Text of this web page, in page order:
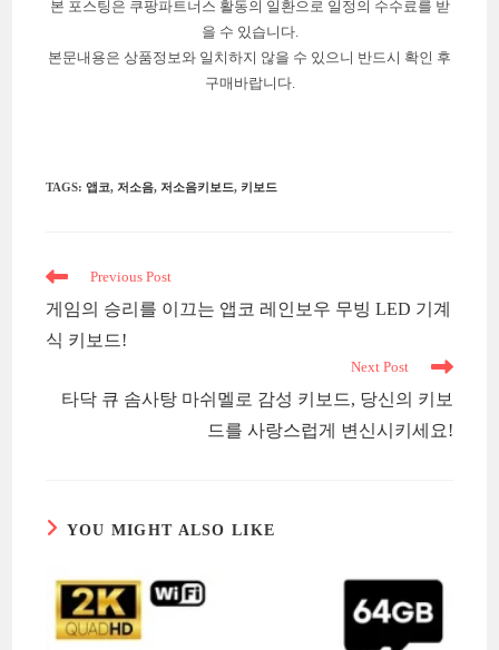
본 포스팅은 쿠팡파트너스 활동의 일환으로 일정의 수수료를 받
을 수 있습니다.
본문내용은 상품정보와 일치하지 않을 수 있으니 반드시 확인 후
구매바랍니다.
TAGS:앱코, 저소음, 저소음키보드, 키보드
Read
articles
Previous Post
게임의 승리를 이끄는 앱코 레인보우 무빙 LED 기계
식 키보드!
Next Post
타닥 큐 솜사탕 마쉬멜로 감성 키보드, 당신의 키보
드를 사랑스럽게 변신시키세요!
YOU MIGHT ALSO LIKE